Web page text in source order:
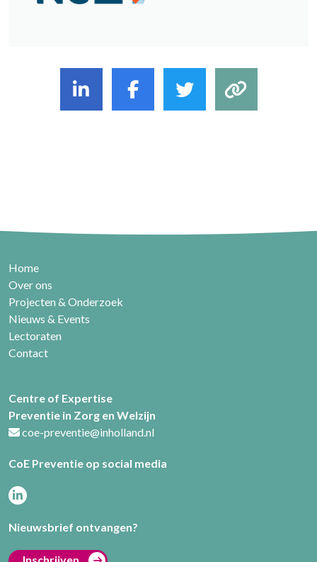
Home
Over ons
Projecten & Onderzoek
Nieuws & Events
Lectoraten
Contact
Centre of Expertise
Preventie in Zorg en Welzijn
coe-preventie@inholland.nl
CoE Preventie op social media
Nieuwsbrief ontvangen?